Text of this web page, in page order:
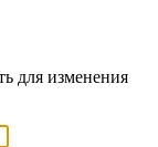
для изменения